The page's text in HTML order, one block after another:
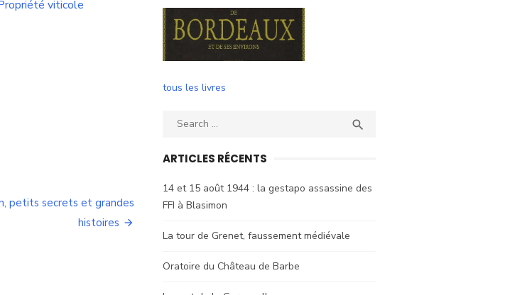
viticole
petits secrets et grandes
histoires
tous les livres
Search

ARTICLES RÉCENTS
14 et 15 août 1944 : la gestapo assassine des
FFI à Blasimon
La tour de Grenet, faussement médiévale
Oratoire du Château de Barbe